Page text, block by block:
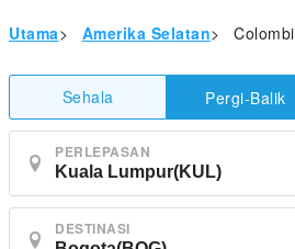
Utama> Amerika Selatan>
Sehala Pergi-Balik
PERLEPASAN
DESTINASI